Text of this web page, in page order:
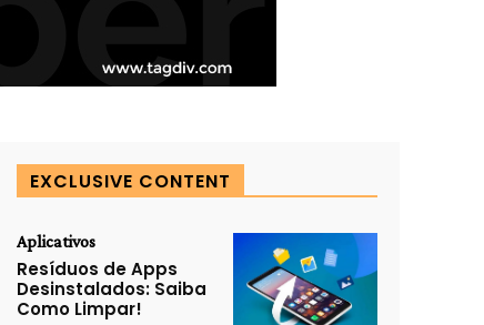
EXCLUSIVE CONTENT
Aplicativos
Resíduos de Apps
Desinstalados: Saiba
Como Limpar!